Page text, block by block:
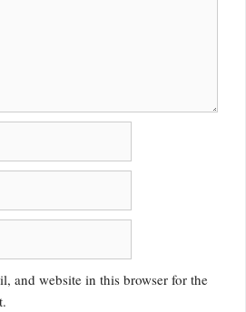
and website in this browser for the